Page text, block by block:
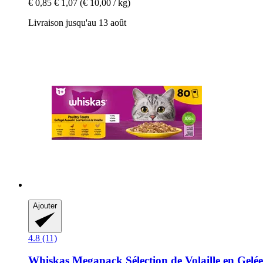
€ 0,85 € 1,07 (€ 10,00 / kg)
Livraison jusqu'au 13 août
Ajouter
4.8 (11)
Whiskas Megapack Sélection de Volaille en